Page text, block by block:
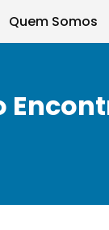
Quem Somos